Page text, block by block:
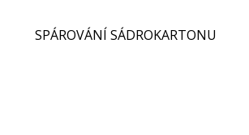
SPÁROVÁNÍ SÁDROKARTONU